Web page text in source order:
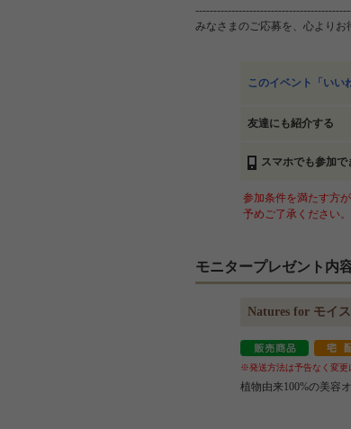
みなさまのご応募を、心よりお
このイベント「いい
友達にも紹介する
スマホでも参加で
参加条件を満たす方
予めご了承ください。
モニタープレゼント内
Natures for モイ
※発送方法は予告なく変更
植物由来100%の美容